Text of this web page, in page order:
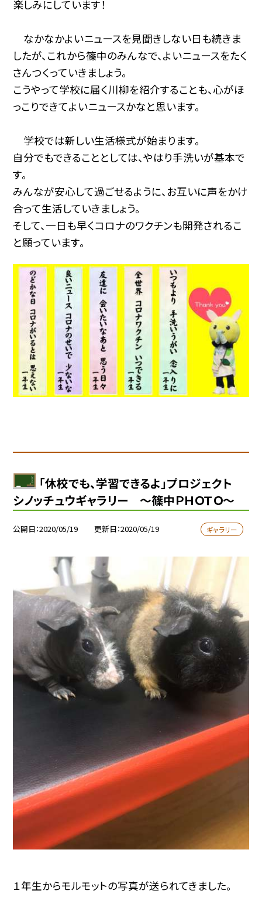
楽しみにしています！
なかなかよいニュースを見聞きしない日も続きま
したが、これから篠中のみんなで、よいニュースをたく
さんつくっていきましょう。
こうやって学校に届く川柳を紹介することも、心がほ
っこりできてよいニュースかなと思います。
学校では新しい生活様式が始まります。
自分でもできることとしては、やはり手洗いが基本で
す。
みんなが安心して過ごせるように、お互いに声をかけ
合って生活していきましょう。
そして、一日も早くコロナのワクチンも開発されるこ
と願っています。
「休校でも、学習できるよ」プロジェクト
シノッチュウギャラリー 〜篠中ＰＨＯＴＯ〜
公開日 2020/05/19 更新日 2020/05/19 ギャラリー
１年生からモルモットの写真が送られてきました。